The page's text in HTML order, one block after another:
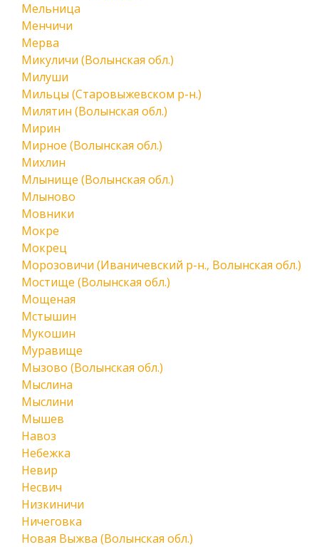
Мельница
Менчичи
Мерва
Микуличи (Волынская обл.)
Милуши
Мильцы (Старовыжевском р-н.)
Милятин (Волынская обл.)
Мирин
Мирное (Волынская обл.)
Михлин
Млынище (Волынская обл.)
Млыново
Мовники
Мокре
Мокрец
Морозовичи (Иваничевский р-н., Волынская обл.)
Мостище (Волынская обл.)
Мощеная
Мстышин
Мукошин
Муравище
Мызово (Волынская обл.)
Мыслина
Мыслини
Мышев
Навоз
Небежка
Невир
Несвич
Низкиничи
Ничеговка
Новая Выжва (Волынская обл.)